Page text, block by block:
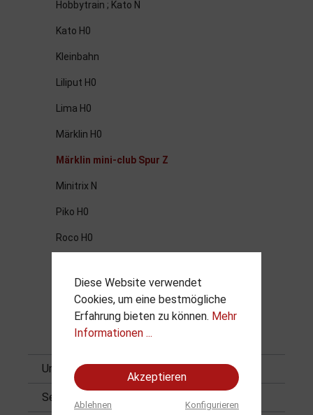
Hobbytrain ; Kato N
Kato H0
Kleinbahn
Liliput H0
Lima H0
Märklin H0
Märklin mini-club Spur Z
Minitrix N
Piko H0
Roco H0
Sachsenmodelle
Trix H0
Unsere Geschäfte
Service
Diese Website verwendet
Cookies, um eine bestmögliche
Erfahrung bieten zu können. Mehr
Informationen ...
Akzeptieren
Ablehnen Konfigurieren